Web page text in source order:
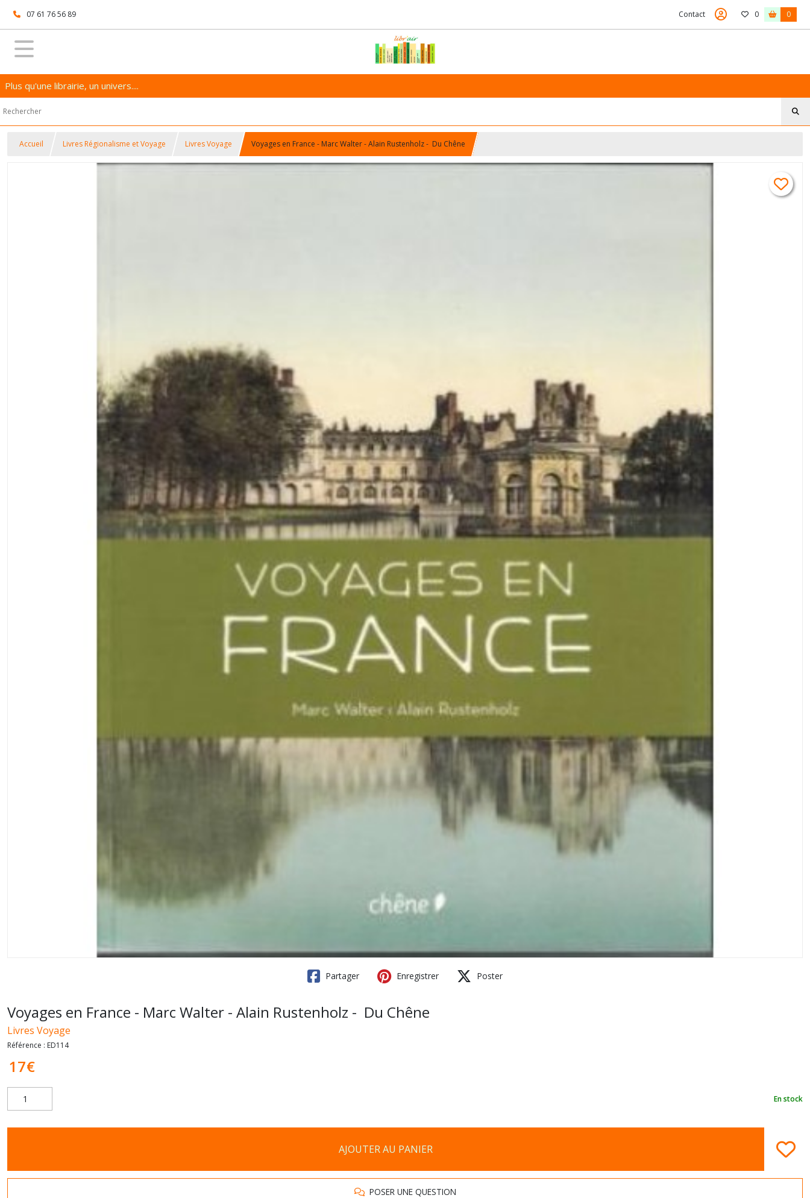
07 61 76 56 89 Contact 0 0
Plus qu'une librairie, un univers....
Accueil Livres Régionalisme et Voyage Livres Voyage Voyages en France - Marc Walter - Alain Rustenholz - Du Chêne
Partager Enregistrer Poster
Voyages en France - Marc Walter - Alain Rustenholz - Du Chêne
Livres Voyage
Référence : ED114
17€
En stock
AJOUTER AU PANIER
POSER UNE QUESTION